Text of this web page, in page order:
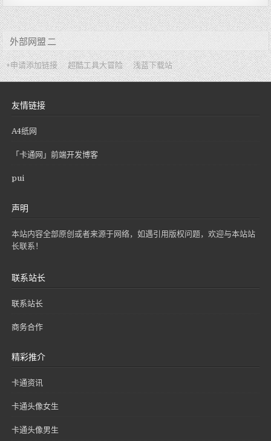
外部网盟 二
+申请添加链接 超酷工具大冒险 浅蓝下载站
友情链接
A4纸网
「卡通网」前端开发博客
pui
声明
本站内容全部原创或者来源于网络，如遇引用版权问题，欢迎与本站站
长联系！
联系站长
联系站长
商务合作
精彩推介
卡通资讯
卡通头像女生
卡通头像男生